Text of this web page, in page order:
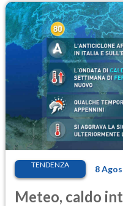
TENDENZA 8
Meteo, caldo